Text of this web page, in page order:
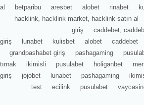
al
betparibu aresbet alobet rinabet
hacklink, hacklink market, hacklink satın al
giriş
caddebet,
giriş
lunabet kulisbet alobet caddebet
grandpashabet giriş
pashagaming
tırnak
ikimisli pusulabet holiganbet
giriş
jojobet lunabet pashagaming
test
ecilink pusulabet